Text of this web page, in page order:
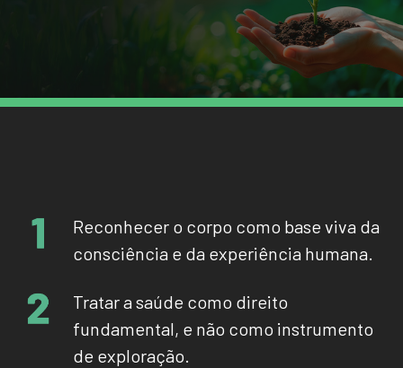
Reconhecer o corpo como base viva da
consciência e da experiência humana.
Tratar a saúde como direito
fundamental, e não como instrumento
de exploração.